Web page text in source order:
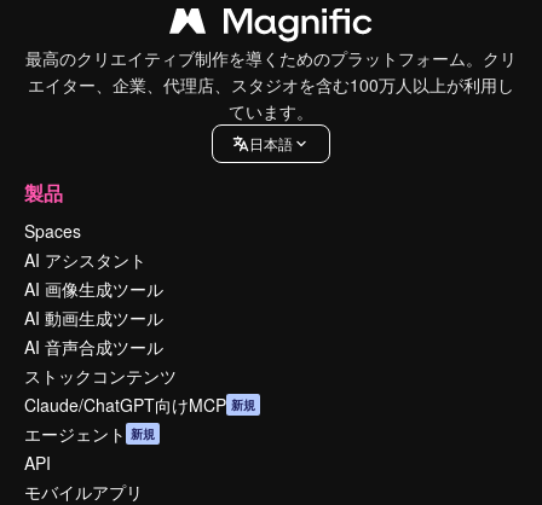
最高のクリエイティブ制作を導くためのプラットフォーム。クリ
エイター、企業、代理店、スタジオを含む100万人以上が利用し
ています。
日本語
製品
Spaces
AI アシスタント
AI 画像生成ツール
AI 動画生成ツール
AI 音声合成ツール
ストックコンテンツ
Claude/ChatGPT向けMCP 新規
エージェント 新規
API
モバイルアプリ